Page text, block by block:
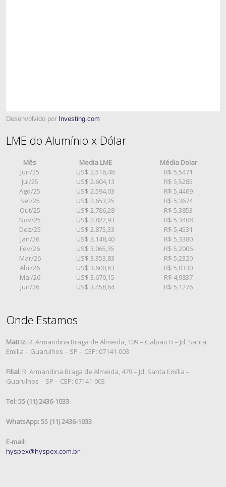
Desenvolvido por Investing.com
LME do Alumínio x Dólar
Mês Media LME
Média Dolar
Jun/25
US$ 2.516,48
R$ 5,5471
Jul/25
US$ 2.604,13
R$ 5,5285
Ago/25
US$ 2.594,03
R$ 5,4469
Set/25
US$ 2.653,25
R$ 5,3674
Out/25
US$ 2.786,28
R$ 5,3853
Nov/25
US$ 2.822,93
R$ 5,3408
Dez/25
US$ 2.875,33
R$ 5,4531
Jan/26
US$ 3.148,40
R$ 5,3380
Fev/26
US$ 3.065,35
R$ 5,2006
Mar/26
US$ 3.353,83
R$ 5,2320
Abr/26
US$ 3.600,63
R$ 5,0330
Mai/26
US$ 3.670,15
R$ 4,9837
Jun/26
US$ 3.458,64 R$ 5,1276
Onde Estamos
Matriz: R. Armandina Braga de Almeida, 109 – Galpão B – Jd. Santa
Emília – Guarulhos – SP – CEP: 07141-003
Filial: R. Armandina Braga de Almeida, 479 – Jd. Santa Emília –
Guarulhos – SP – CEP: 07141-003
Tel: 55 (11) 2436-1033
WhatsApp: 55 (11) 2436-1033
E-mail:
hyspex@hyspex.com.br